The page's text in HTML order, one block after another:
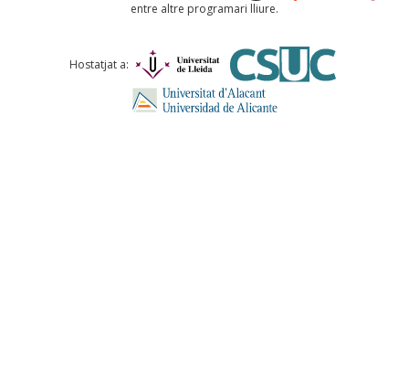
Comentari *
entre altre programari lliure.
Hostatjat a: